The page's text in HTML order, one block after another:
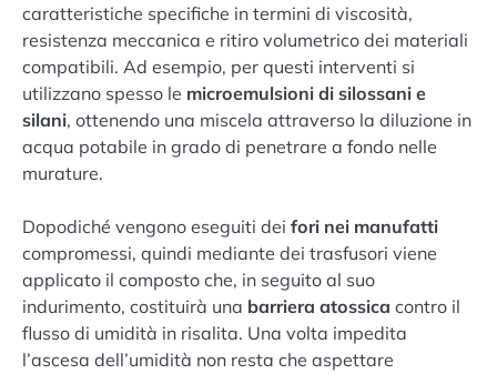
caratteristiche specifiche in termini di viscosità,
resistenza meccanica e ritiro volumetrico dei materiali
compatibili. Ad esempio, per questi interventi si
utilizzano spesso le microemulsioni di silossani e
silani, ottenendo una miscela attraverso la diluzione in
acqua potabile in grado di penetrare a fondo nelle
murature.
Dopodiché vengono eseguiti dei fori nei manufatti
compromessi, quindi mediante dei trasfusori viene
applicato il composto che, in seguito al suo
indurimento, costituirà una barriera atossica contro il
flusso di umidità in risalita. Una volta impedita
l’ascesa dell’umidità non resta che aspettare